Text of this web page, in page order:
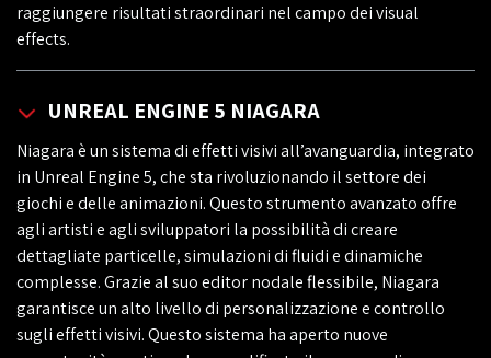
raggiungere risultati straordinari nel campo dei visual
effects.
UNREAL ENGINE 5 NIAGARA
Niagara è un sistema di effetti visivi all’avanguardia, integrato
in Unreal Engine 5, che sta rivoluzionando il settore dei
giochi e delle animazioni. Questo strumento avanzato offre
agli artisti e agli sviluppatori la possibilità di creare
dettagliate particelle, simulazioni di fluidi e dinamiche
complesse. Grazie al suo editor nodale flessibile, Niagara
garantisce un alto livello di personalizzazione e controllo
sugli effetti visivi. Questo sistema ha aperto nuove